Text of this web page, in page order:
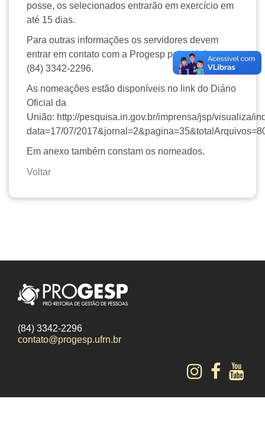
posse, os selecionados entrarão em exercício em
até 15 dias.
Para outras informações os servidores devem
entrar em contato com a Progesp pelo telefone
(84) 3342-2296.
As nomeações estão disponíveis no link do Diário
Oficial da
União: http://pesquisa.in.gov.br/imprensa/jsp/visualiza/
data=17/07/
Em anexo também constam os nomeados.
Voltar
(84) 3342-2296
contato@progesp.ufrn.br